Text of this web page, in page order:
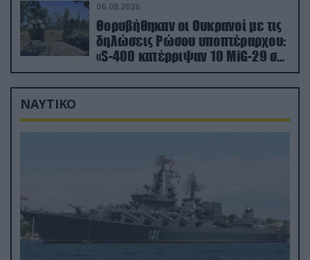
06.08.2026
Θορυβήθηκαν οι Ουκρανοί με τις
δηλώσεις Ρώσου υποπτέραρχου:
«S-400 κατέρριψαν 10 MiG-29 σε
μόλις μια μέρα!»
ΝΑΥΤΙΚΟ